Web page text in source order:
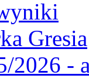
Gresia
2026 -